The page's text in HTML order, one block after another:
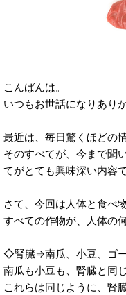
こんばんは。
いつもお世話になりあり
最近は、毎日驚くほどの
そのすべてが、今まで聞
てがとても興味深い内容で
さて、今回は人体と食べ
すべての作物が、人体の
◇腎臓⇒南瓜、小豆、ゴ
南瓜も小豆も、腎臓と同
これらは同じように、腎